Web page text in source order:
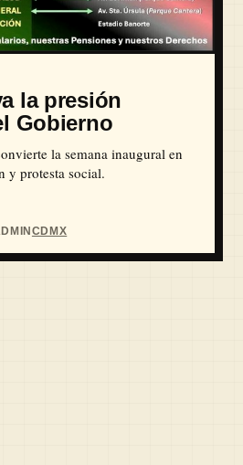
la presión
Gobierno
la semana inaugural en
y protesta social.
CDMX